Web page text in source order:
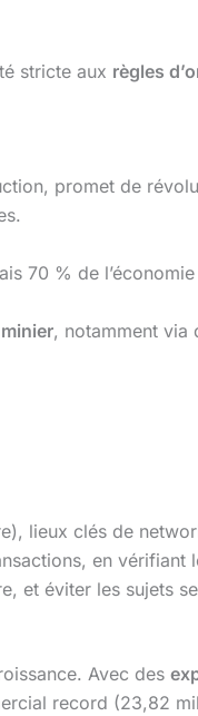
stricte aux règles
promet de
70 % de
, notamment via
lieux clés de
en vérifiant
et éviter les sujets
Avec des
record (23,82